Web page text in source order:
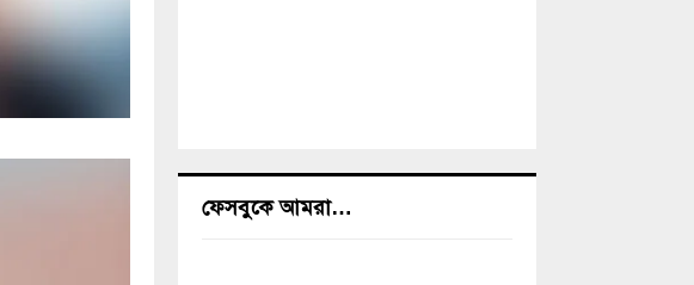
ফেসবুকে আমরা…